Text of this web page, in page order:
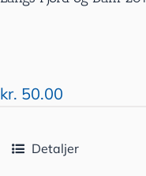
kr. 50.00
Detaljer